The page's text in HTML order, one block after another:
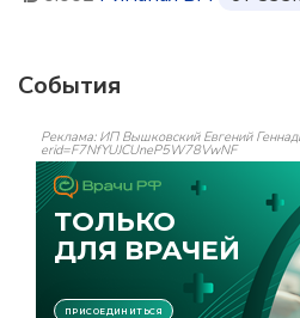
События
Реклама: ИП Вышковский Евгений
erid=F7NfYUJCUneP5W78VwNF